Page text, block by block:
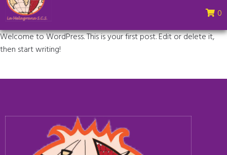
0
Welcome to WordPress. This is your first post. Edit or delete it,
then start writing!